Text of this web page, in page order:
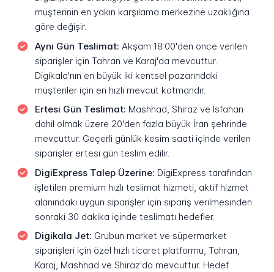
müşterinin en yakın karşılama merkezine uzaklığına
göre değişir.
Aynı Gün Teslimat: Akşam 18:00'den önce verilen
siparişler için Tahran ve Karaj'da mevcuttur.
Digikala'nın en büyük iki kentsel pazarındaki
müşteriler için en hızlı mevcut katmandır.
Ertesi Gün Teslimat: Mashhad, Shiraz ve Isfahan
dahil olmak üzere 20'den fazla büyük İran şehrinde
mevcuttur. Geçerli günlük kesim saati içinde verilen
siparişler ertesi gün teslim edilir.
DigiExpress Talep Üzerine: DigiExpress tarafından
işletilen premium hızlı teslimat hizmeti, aktif hizmet
alanındaki uygun siparişler için sipariş verilmesinden
sonraki 30 dakika içinde teslimatı hedefler.
Digikala Jet: Grubun market ve süpermarket
siparişleri için özel hızlı ticaret platformu, Tahran,
Karaj, Mashhad ve Shiraz'da mevcuttur. Hedef